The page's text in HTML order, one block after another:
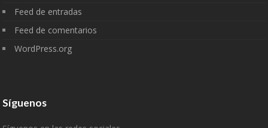
Feed de entradas
Feed de comentarios
WordPress.org
Síguenos